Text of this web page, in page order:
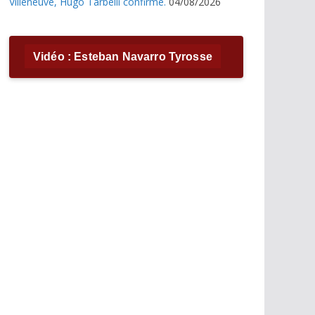
Vidéo : Esteban Navarro Tyrosse